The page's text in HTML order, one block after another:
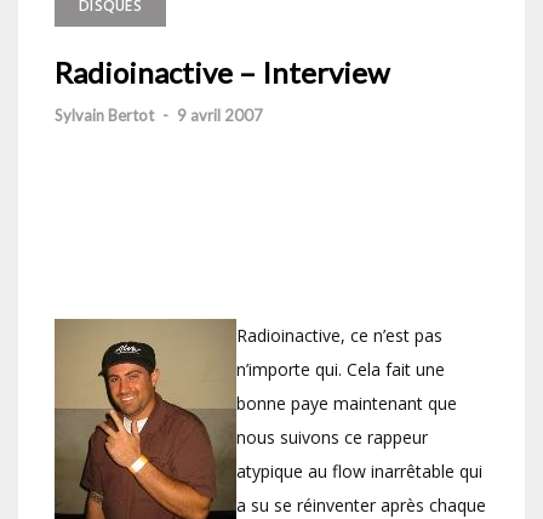
DISQUES
Radioinactive – Interview
Sylvain Bertot - 9 avril 2007
Radioinactive, ce n’est pas
n’importe qui. Cela fait une
bonne paye maintenant que
nous suivons ce rappeur
atypique au flow inarrêtable qui
a su se réinventer après chaque